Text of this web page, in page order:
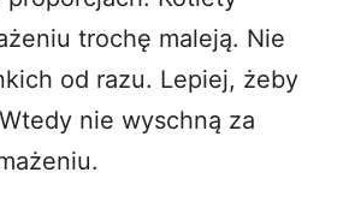
trochę maleją. Nie
od razu. Lepiej, żeby
nie wyschną za